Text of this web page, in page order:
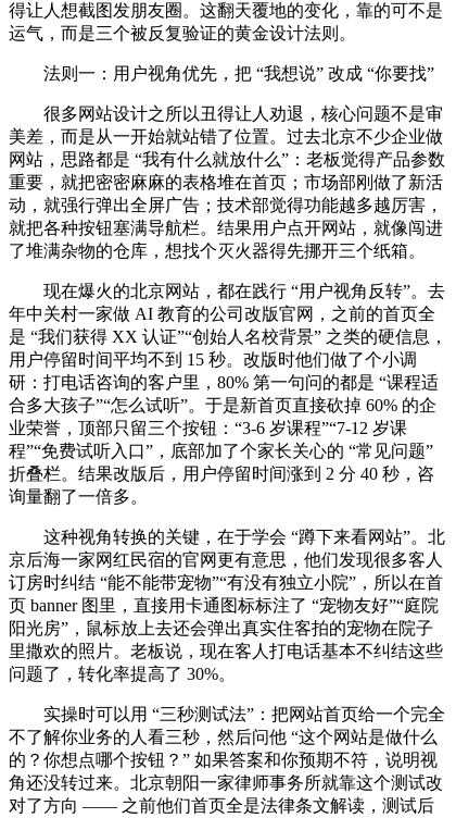
得让人想截图发朋友圈。这翻天覆地的变化，靠的可不是
运气，而是三个被反复验证的黄金设计法则。
法则一：用户视角优先，把 “我想说” 改成 “你要找”
很多网站设计之所以丑得让人劝退，核心问题不是审
美差，而是从一开始就站错了位置。过去北京不少企业做
网站，思路都是 “我有什么就放什么”：老板觉得产品参数
重要，就把密密麻麻的表格堆在首页；市场部刚做了新活
动，就强行弹出全屏广告；技术部觉得功能越多越厉害，
就把各种按钮塞满导航栏。结果用户点开网站，就像闯进
了堆满杂物的仓库，想找个灭火器得先挪开三个纸箱。
现在爆火的北京网站，都在践行 “用户视角反转”。去
年中关村一家做 AI 教育的公司改版官网，之前的首页全
是 “我们获得 XX 认证”“创始人名校背景” 之类的硬信息，
用户停留时间平均不到 15 秒。改版时他们做了个小调
研：打电话咨询的客户里，80% 第一句问的都是 “课程适
合多大孩子”“怎么试听”。于是新首页直接砍掉 60% 的企
业荣誉，顶部只留三个按钮：“3-6 岁课程”“7-12 岁课
程”“免费试听入口”，底部加了个家长关心的 “常见问题”
折叠栏。结果改版后，用户停留时间涨到 2 分 40 秒，咨
询量翻了一倍多。
这种视角转换的关键，在于学会 “蹲下来看网站”。北
京后海一家网红民宿的官网更有意思，他们发现很多客人
订房时纠结 “能不能带宠物”“有没有独立小院”，所以在首
页 banner 图里，直接用卡通图标标注了 “宠物友好”“庭院
阳光房”，鼠标放上去还会弹出真实住客拍的宠物在院子
里撒欢的照片。老板说，现在客人打电话基本不纠结这些
问题了，转化率提高了 30%。
实操时可以用 “三秒测试法”：把网站首页给一个完全
不了解你业务的人看三秒，然后问他 “这个网站是做什么
的？你想点哪个按钮？” 如果答案和你预期不符，说明视
角还没转过来。北京朝阳一家律师事务所就靠这个测试改
对了方向 —— 之前他们首页全是法律条文解读，测试后